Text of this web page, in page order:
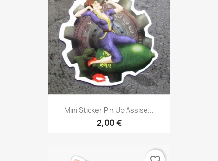
Mini Sticker Pin Up Assise...
2,00 €